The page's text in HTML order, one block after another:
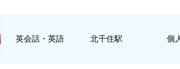
英会話・英語 北千住駅 個